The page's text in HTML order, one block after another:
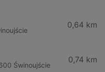
0,64 km
Świnoujście
0,74 km